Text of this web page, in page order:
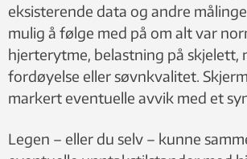
eksisterende data og andre
mulig å følge med på om alt var
hjerterytme, belastning på skjelett,
fordøyelse eller søvnkvalitet.
markert eventuelle avvik med et
Legen – eller du selv – kunne